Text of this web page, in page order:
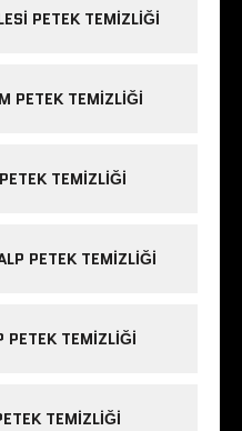
PETEK TEMIZLIĞI
PETEK TEMIZLIĞI
TEMIZLIĞI
PETEK TEMIZLIĞI
PETEK TEMIZLIĞI
TEMIZLIĞI